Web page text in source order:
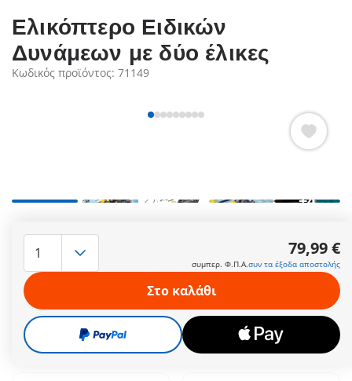
Ελικόπτερο Ειδικών
Δυνάμεων με δύο έλικες
Κωδικός προϊόντος: 71149
+4
περιλ.), χώρο αποθήκευσης στο δάπεδο του ελικοπτέρου και
βαρούλκο με ιμάντες για τη μεταφορά φορτίων.
Περισσότερες πληροφορίες
79,99 €
συμπερ. Φ.Π.Α. συν τα έξοδα αποστολής
79,99 €
συμπερ. Φ.Π.Α.συν τα έξοδα αποστολής
Στο καλάθι